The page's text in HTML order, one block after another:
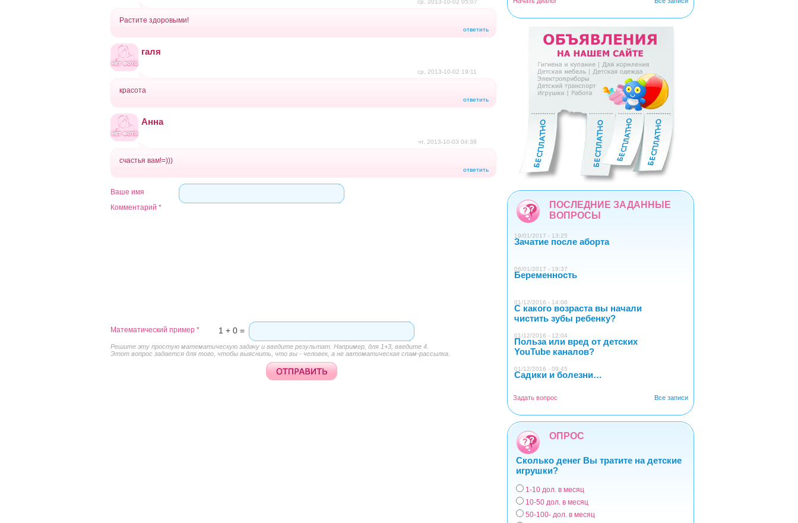
ср, 2013-10-02 05:07
Растите здоровыми!
ответить
галя
ср, 2013-10-02 19:11
красота
ответить
Анна
чт, 2013-10-03 04:38
счастья вам!=)))
ответить
Ваше имя
Комментарий *
Этот вопрос задается для того, чтобы выяснить, что вы - человек, а не автоматическая спам-рассылка.
Математический пример * 1 + 0 =
Решите эту простую математическую задачу и введите результат. Например, для 1+3, введите 4.
0123456789
ПОСЛЕДНИЕ ЗАДАННЫЕ
ВОПРОСЫ
19/01/2017 - 13:25
Зачатие после аборта
06/01/2017 - 19:37
Беременность
01/12/2016 - 14:08
С какого возраста вы начали
чистить зубы ребенку?
01/12/2016 - 12:04
Польза или вред от детских
YouTube каналов?
01/12/2016 - 09:45
Садики и болезни…
Все записи
Задать вопрос
ОПРОС
Сколько денег Вы тратите на детские
игрушки?
Варианты
1-10 дол. в месяц
10-50 дол. в месяц
50-100- дол. в месяц